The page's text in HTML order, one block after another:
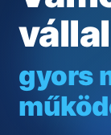
gyors